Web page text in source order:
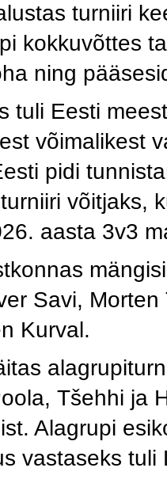
turniiri
kokkuvõttes
ning
tuli Eesti
võimalikest
pidi
võitjaks,
aasta 3v3
Savi,
Kurval.
Tšehhi ja
Alagrupi
vastaseks tuli